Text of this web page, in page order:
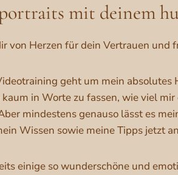
mit deinem
von Herzen für dein Vertrauen und
geht um mein
in Worte zu fassen, wie viel
mindestens genauso lässt es
Wissen sowie meine Tipps jetzt
einige so wunderschöne und